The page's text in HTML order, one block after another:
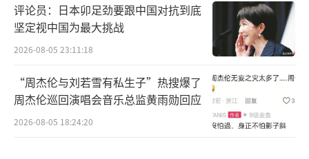
评论员：日本卯足劲要跟中国对抗到底
坚定视中国为最大挑战
2026-08-05 23:11:18
“周杰伦与刘若雪有私生子”热搜爆了
周杰伦巡回演唱会音乐总监黄雨勋回应
2026-08-05 18:24:20